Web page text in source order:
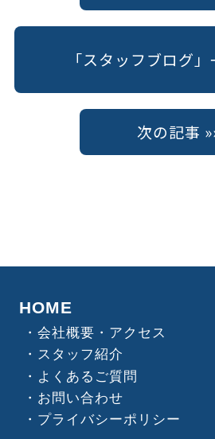
次の記事
「スタッフブログ
HOME
会社概要・アクセス
スタッフ紹介
よくあるご質問
お問い合わせ
プライバシーポリシー